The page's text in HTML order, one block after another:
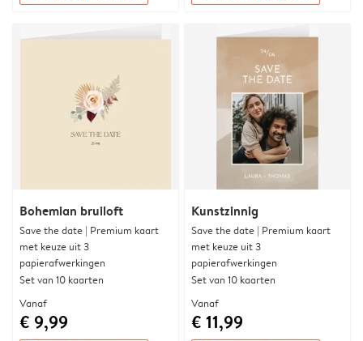
Bohemian bruiloft
Save the date | Premium kaart
met keuze uit 3
papierafwerkingen
Set van 10 kaarten
Vanaf
€ 9,99
Kunstzinnig
Save the date | Premium kaart
met keuze uit 3
papierafwerkingen
Set van 10 kaarten
Vanaf
€ 11,99